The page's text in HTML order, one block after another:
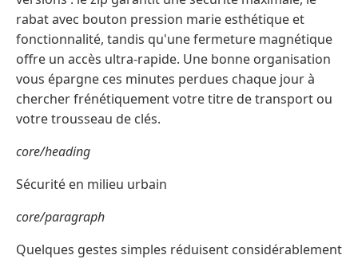
rabat avec bouton pression marie esthétique et
fonctionnalité, tandis qu'une fermeture magnétique
offre un accès ultra-rapide. Une bonne organisation
vous épargne ces minutes perdues chaque jour à
chercher frénétiquement votre titre de transport ou
votre trousseau de clés.
core/heading
Sécurité en milieu urbain
core/paragraph
Quelques gestes simples réduisent considérablement